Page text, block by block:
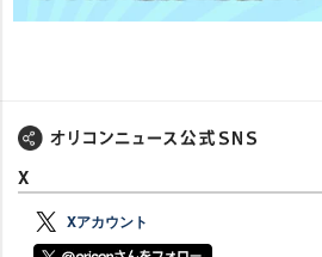
X
Xアカウント